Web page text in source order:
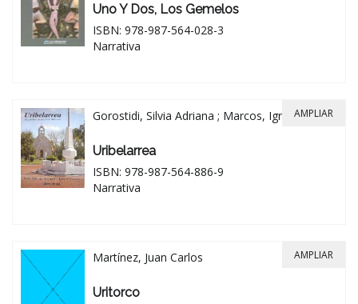
Uno Y Dos, Los Gemelos
ISBN: 978-987-564-028-3
Narrativa
Gorostidi, Silvia Adriana ; Marcos, Ignacio
Uribelarrea
ISBN: 978-987-564-886-9
Narrativa
AMPLIAR
Martínez, Juan Carlos
Uritorco
AMPLIAR